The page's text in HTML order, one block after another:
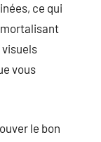
ce qui
visuels
vous
le bon